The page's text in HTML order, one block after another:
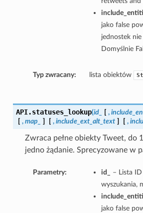
jako false
jednostek nie
Domyślnie
Typ zwracany: lista obiektów
API.statuses_lookup(id_ [ ,
[ , map_ ] [ , include_ext_alt_text ] [ ,
Zwraca pełne obiekty Tweet, do
jedno żądanie. Sprecyzowane w
Parametry: id_
– Lista
wyszukania,
jako false